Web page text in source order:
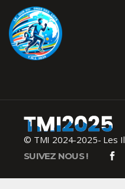
© TMI 2024-2025- Les
SUIVEZ NOUS !